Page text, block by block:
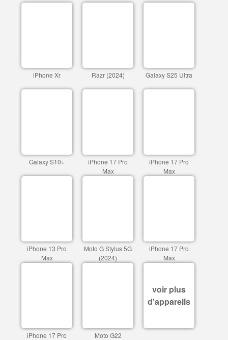
iPhone Xr Razr (2024) Galaxy S25 Ultra
Galaxy S10+
iPhone 17 Pro
Max
iPhone 17 Pro
Max
iPhone 13 Pro
Max
Moto G Stylus 5G
(2024)
iPhone 17 Pro
Max
iPhone 17 Pro
Moto G22
voir plus
d'appareils